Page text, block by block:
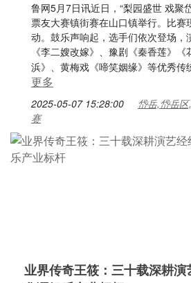
鲁网5月7日讯近日，“梨园盛世 戏聚
票友大赛镇街赛在山口镇举行。比赛
动。鼓乐声响起，选手们依次登场，
《李二嫂改嫁》、豫剧《秦香莲》
浜》、黄梅戏《啼笑姻缘》等优秀传
更多
2025-05-07 15:28:00
岱岳,岱岳
赛
业界传奇王筱：三十载深耕